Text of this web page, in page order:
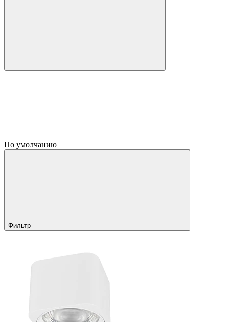
По умолчанию
Фильтр